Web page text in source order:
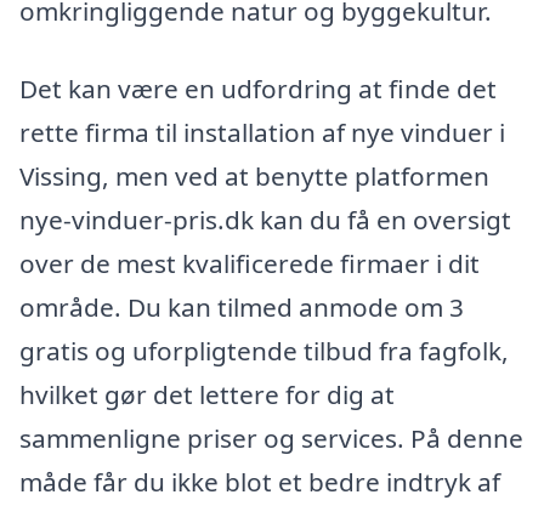
omkringliggende natur og byggekultur.
Det kan være en udfordring at finde det
rette firma til installation af nye vinduer i
Vissing, men ved at benytte platformen
nye-vinduer-pris.dk kan du få en oversigt
over de mest kvalificerede firmaer i dit
område. Du kan tilmed anmode om 3
gratis og uforpligtende tilbud fra fagfolk,
hvilket gør det lettere for dig at
sammenligne priser og services. På denne
måde får du ikke blot et bedre indtryk af